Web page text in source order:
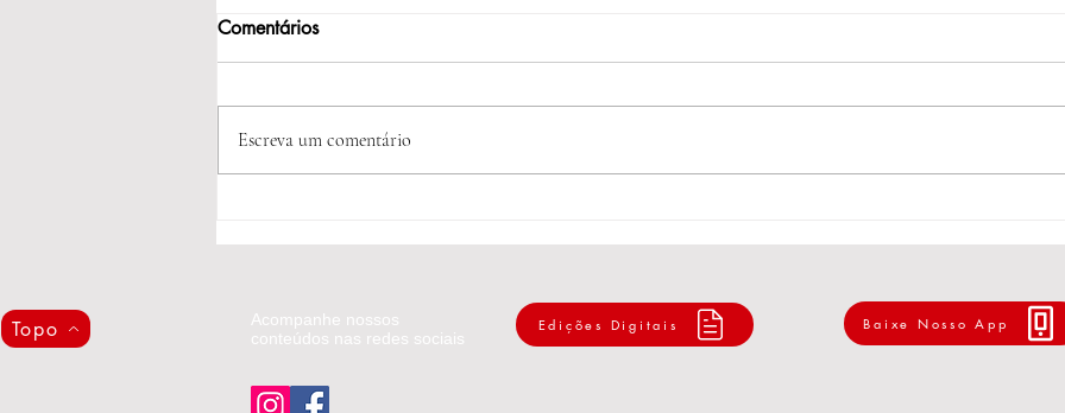
Brasil Mais Justo.
assume a prefeitura de
do
Comentários
Escreva um comentário
Topo
Acompanhe nossos
conteúdos nas redes sociais
Edições Digitais Baixe Nosso App